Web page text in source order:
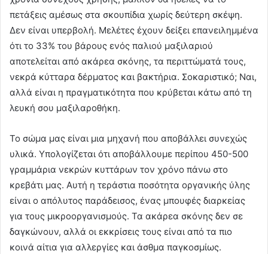
πετάξεις αμέσως στα σκουπίδια χωρίς δεύτερη σκέψη.
Δεν είναι υπερβολή. Μελέτες έχουν δείξει επανειλημμένα
ότι το 33% του βάρους ενός παλιού μαξιλαριού
αποτελείται από ακάρεα σκόνης, τα περιττώματά τους,
νεκρά κύτταρα δέρματος και βακτήρια. Σοκαριστικό; Ναι,
αλλά είναι η πραγματικότητα που κρύβεται κάτω από τη
λευκή σου μαξιλαροθήκη.
Το σώμα μας είναι μια μηχανή που αποβάλλει συνεχώς
υλικά. Υπολογίζεται ότι αποβάλλουμε περίπου 450-500
γραμμάρια νεκρών κυττάρων τον χρόνο πάνω στο
κρεβάτι μας. Αυτή η τεράστια ποσότητα οργανικής ύλης
είναι ο απόλυτος παράδεισος, ένας μπουφές διαρκείας
για τους μικροοργανισμούς. Τα ακάρεα σκόνης δεν σε
δαγκώνουν, αλλά οι εκκρίσεις τους είναι από τα πιο
κοινά αίτια για αλλεργίες και άσθμα παγκοσμίως.